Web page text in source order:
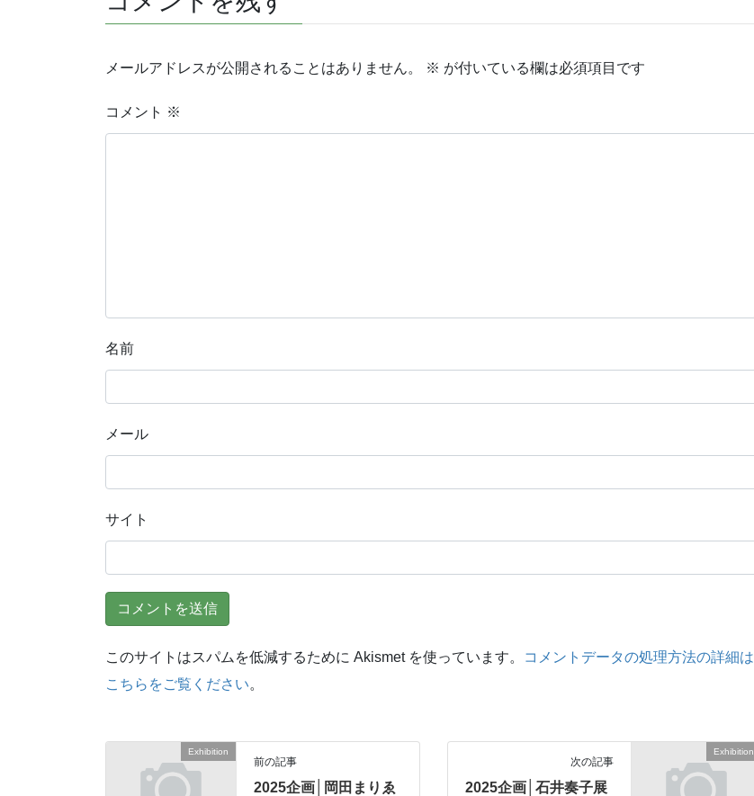
メールアドレスが公開されることはありません。 ※ が付いている欄は必須項目です
コメント ※
名前
メール
サイト
このサイトはスパムを低減するために Akismet を使っています。
コメントデータの処理方法の詳細は
こちらをご覧ください。
Exhibition
前の記事
2025企画│岡田まりゑ
Exhibition
次の記事
2025企画│石井奏子展